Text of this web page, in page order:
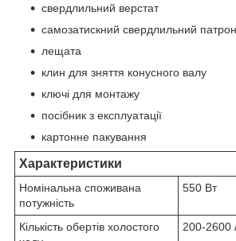
свердлильний верстат
самозатискний свердлильний патрон
лещата
клин для зняття конусного валу
ключі для монтажу
посібник з експлуатації
картонне пакування
Характеристики
Номінальна споживана
потужність
550 Вт
Кількість обертів холостого
200-2600